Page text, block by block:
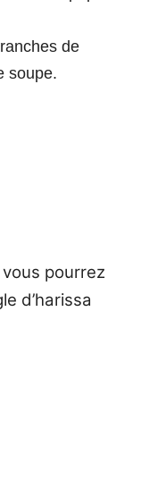
de
soupe.
vous pourrez
d’harissa